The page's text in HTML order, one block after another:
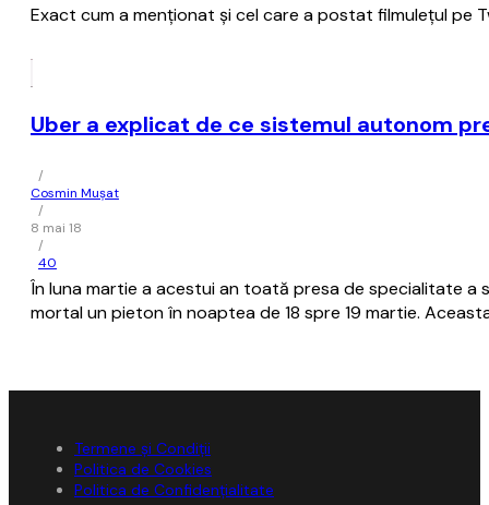
Exact cum a menţionat şi cel care a postat filmuleţul pe
Uber a explicat de ce sistemul autonom
/
Cosmin Mușat
/
8 mai 18
/
40
În luna martie a acestui an toată presa de specialitate a
mortal un pieton în noaptea de 18 spre 19 martie.
Termene și Condiții
Politica de Cookies
Politica de Confidențialitate